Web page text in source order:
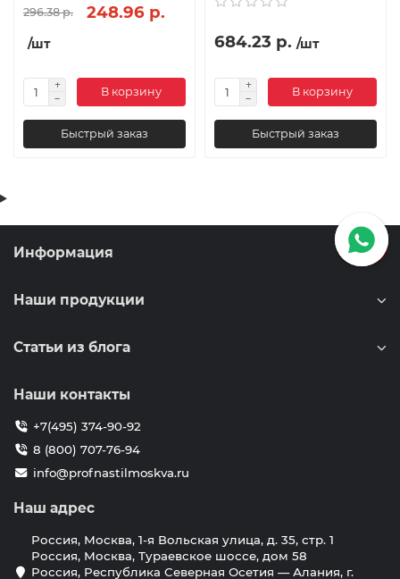
296.38 р. 248.96 р.
/шт
В корзину
Быстрый заказ
684.23 р. /шт
В корзину
Быстрый заказ
Информация
Наши продукции
Статьи из блога
Наши контакты
+7(495) 374-90-92
8 (800) 707-76-94
info@profnastilmoskva.ru
Наш адрес
Россия, Москва, 1-я Вольская улица, д. 35, стр. 1
Россия, Москва, Тураевское шоссе, дом 58
Россия, Республика Северная Осетия — Алания, г.